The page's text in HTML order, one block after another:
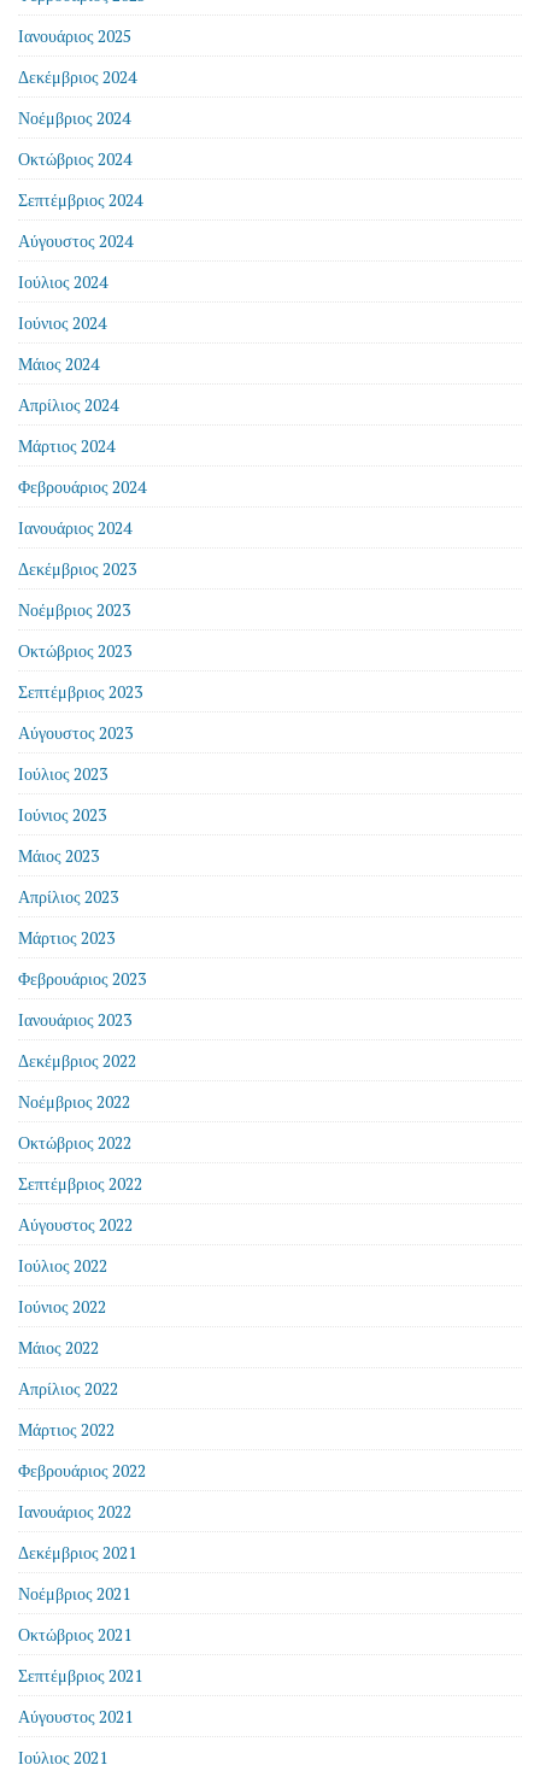
Ιανουάριος 2025
Δεκέμβριος 2024
Νοέμβριος 2024
Οκτώβριος 2024
Σεπτέμβριος 2024
Αύγουστος 2024
Ιούλιος 2024
Ιούνιος 2024
Μάιος 2024
Απρίλιος 2024
Μάρτιος 2024
Φεβρουάριος 2024
Ιανουάριος 2024
Δεκέμβριος 2023
Νοέμβριος 2023
Οκτώβριος 2023
Σεπτέμβριος 2023
Αύγουστος 2023
Ιούλιος 2023
Ιούνιος 2023
Μάιος 2023
Απρίλιος 2023
Μάρτιος 2023
Φεβρουάριος 2023
Ιανουάριος 2023
Δεκέμβριος 2022
Νοέμβριος 2022
Οκτώβριος 2022
Σεπτέμβριος 2022
Αύγουστος 2022
Ιούλιος 2022
Ιούνιος 2022
Μάιος 2022
Απρίλιος 2022
Μάρτιος 2022
Φεβρουάριος 2022
Ιανουάριος 2022
Δεκέμβριος 2021
Νοέμβριος 2021
Οκτώβριος 2021
Σεπτέμβριος 2021
Αύγουστος 2021
Ιούλιος 2021